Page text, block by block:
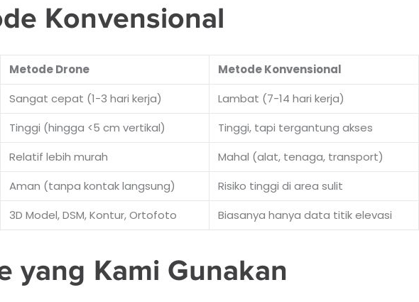
Konvensional
Metode Drone
Metode Konvensional
Sangat cepat (1-3 hari kerja)
Lambat (7-14 hari kerja)
Tinggi (hingga <5 cm vertikal)
Tinggi, tapi tergantung akses
Relatif lebih murah
Mahal (alat, tenaga, transport)
Aman (tanpa kontak langsung)
Risiko tinggi di area sulit
3D Model, DSM, Kontur, Ortofoto Biasanya hanya data titik elevasi
yang Kami Gunakan